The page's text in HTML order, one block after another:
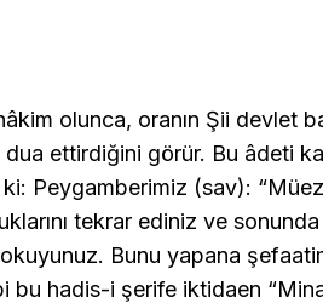
olunca, oranın Şii devlet
ettirdiğini görür. Bu âdeti
Peygamberimiz (sav):
tekrar ediniz ve
Bunu yapana
bu hadis-i şerife iktidaen